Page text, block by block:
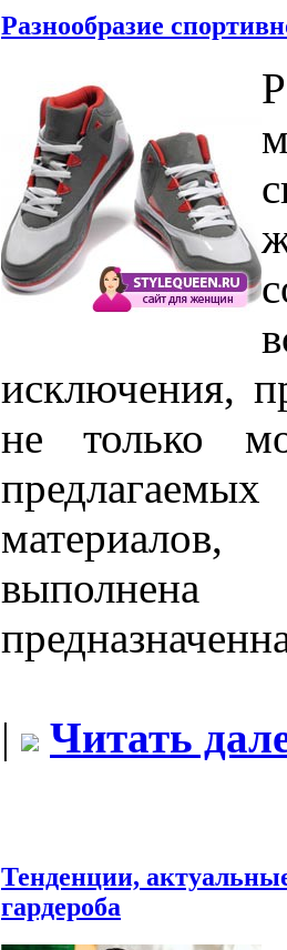
Разнообразие
исключения,
не только
выполнена
| Читать
Тенденции,
гардероба